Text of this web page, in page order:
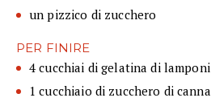
un pizzico di zucchero
PER FINIRE
4 cucchiai di gelatina di lamponi
1 cucchiaio di zucchero di canna